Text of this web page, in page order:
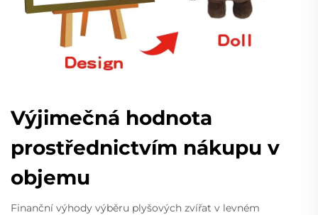
Výjimečná hodnota
prostřednictvím nákupu v
objemu
Finanční výhody výběru plyšových zvířat v levném